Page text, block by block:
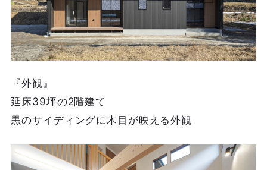
『外観』
延床39坪の2階建て
黒のサイディングに木目が映える外観